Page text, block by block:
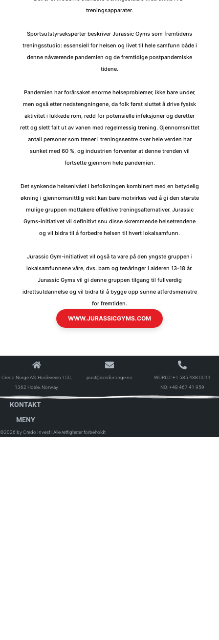
treningsapparater.
Sportsutstyrseksperter beskriver Jurassic Gyms som fremtidens
treningsstudio: essensiell for helsen og livet til hele samfunn både i
denne nåværende pandemien og de fremtidige postpandemiske
tidene.
Pandemien har forårsaket enorme helseproblemer, ikke bare under,
men også etter nedstengningene, da folk først sluttet å drive fysisk
aktivitet i lukkede rom, redd for potensielle infeksjoner og deretter
rett og slett falt ut av vanen med regelmessig trening. Gjennomsnittet
antall personer som trener i treningssentre over hele verden har
sunket med 60 %, og industrien forventer at denne trenden vil
fortsette gjennom hele pandemien.
Det synkende helsenivået i befolkningen kombinert med en betydelig
økning i gjennomsnittlig vekt kan bare motvirkes ved å gi den største
mulige gruppen mottakere effektive treningsalternativer. Jurassic
Gyms-initiativet vil definitivt snu disse skremmende helsetrendene
og vil bidra til å forbedre helsen til hvert lokalsamfunn.
Jurassic Gym-initiativet vil også ta vare på den yngste gruppen i
lokalsamfunnene våre, dvs. barn og tenåringer i alderen 13-18 år.
Jurassic Gyms vil gi denne gruppen tilgang til fullverdig
idrettsutdannelse og vil bidra til å bygge opp sunne atferdsmønstre
for fremtiden.
WWW.JURASSICGYMS.COM
Credo Norge AS, Hosleveien 150,
1362 Hosle, Norway
post@credonorge.no WORLD:+1 585 438 0011
NO:+48 467 41 959
KONTAKT
MENY
©2026 by Credo Invest | Alle rettigheter forbeholdt